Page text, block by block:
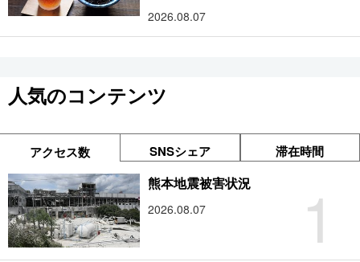
2026.08.07
人気のコンテンツ
アクセス数 SNSシェア 滞在時間
1
熊本地震被害状況
2026.08.07